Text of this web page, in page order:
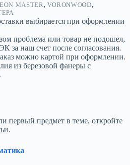
MASTER, VORONWOOD,
выбирается при оформлении
проблема или товар не подошел,
за наш счет после согласования.
можно картой при оформлении.
из березовой фанеры с
первый предмет в теме, откройте